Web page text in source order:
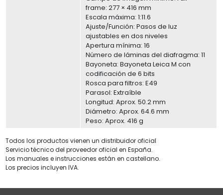
frame: 277 × 416 mm
Escala máxima: 1:11.6
Ajuste/Función: Pasos de luz
ajustables en dos niveles
Apertura mínima: 16
Número de láminas del diafragma: 11
Bayoneta: Bayoneta Leica M con
codificación de 6 bits
Rosca para filtros: E49
Parasol: Extraíble
Longitud: Aprox. 50.2 mm
Diámetro: Aprox. 64.6 mm
Peso: Aprox. 416 g
Todos los productos vienen un distribuidor oficial
Servicio técnico del proveedor oficial en España.
Los manuales e instrucciones están en castellano.
Los precios incluyen IVA.